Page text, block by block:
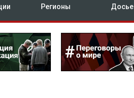
Регионы Досье